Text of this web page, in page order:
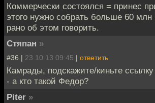
Коммерчески состоялся = принес
этого нужно собрать больше 60 млн
рано об этом говорить.
Стяпан »
#36 | 23.10.13 09:45 | ответить
Камрады, подскажите/киньте
- а кто такой Федор?
Piter »